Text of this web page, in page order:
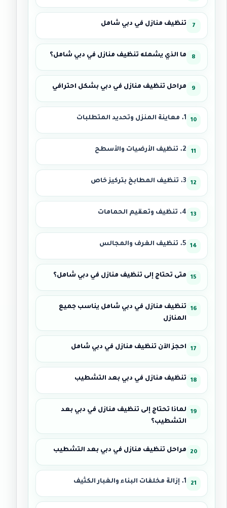
تنظيف منازل في دبي شامل
ما الذي يشمله تنظيف منازل في دبي شامل؟
مراحل تنظيف منازل في دبي بشكل احترافي
1. معاينة المنزل وتحديد المتطلبات
2. تنظيف الأرضيات والأسطح
3. تنظيف المطابخ بتركيز خاص
4. تنظيف وتعقيم الحمامات
5. تنظيف الغرف والمجالس
متى تحتاج إلى تنظيف منازل في دبي شامل؟
تنظيف منازل في دبي شامل يناسب جميع
المنازل
احجز الآن تنظيف منازل في دبي شامل
تنظيف منازل في دبي بعد التشطيب
لماذا تحتاج إلى تنظيف منازل في دبي بعد
التشطيب؟
مراحل تنظيف منازل في دبي بعد التشطيب
1. إزالة مخلفات البناء والغبار الكثيف